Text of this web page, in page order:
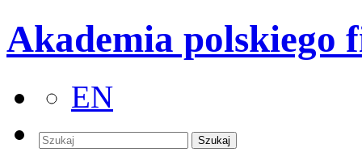
Akademia polskiego
EN